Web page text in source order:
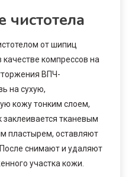
чистотела
от шипиц
компрессов на
ВПЧ-
на сухую,
кожу тонким слоем,
тканевым
пластырем, оставляют
снимают и удаляют
участка кожи.